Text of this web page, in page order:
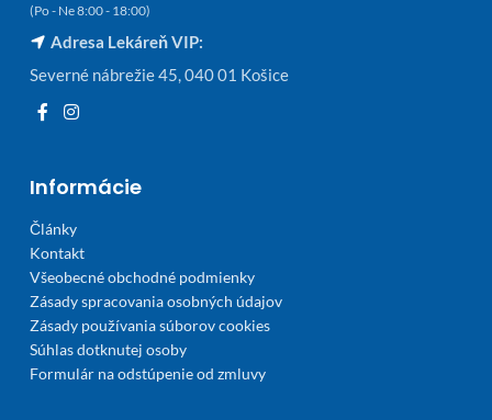
(Po - Ne 8:00 - 18:00)
Adresa Lekáreň VIP:
Severné nábrežie 45, 040 01 Košice
Informácie
Články
Kontakt
Všeobecné obchodné podmienky
Zásady spracovania osobných údajov
Zásady používania súborov cookies
Súhlas dotknutej osoby
Formulár na odstúpenie od zmluvy